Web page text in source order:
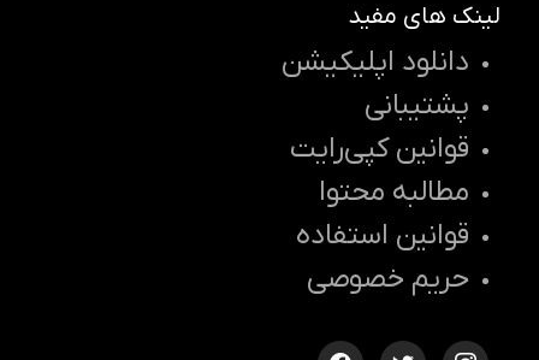
لینک های مفید
دانلود اپلیکیشن
پشتیبانی
قوانین کپی‌رایت
مطالبه محتوا
قوانین استفاده
حریم خصوصی